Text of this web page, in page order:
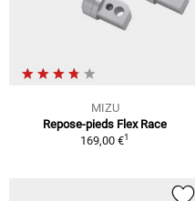
MIZU
Repose-pieds Flex Race
169,00 €1